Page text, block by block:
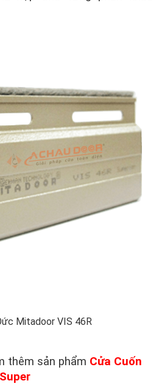
Mitadoor VIS 46R
thêm sản phẩm Cửa Cuốn